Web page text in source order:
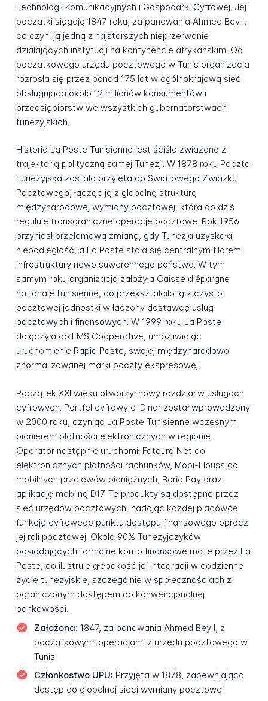
Technologii Komunikacyjnych i Gospodarki Cyfrowej. Jej
początki sięgają 1847 roku, za panowania Ahmed Bey I,
co czyni ją jedną z najstarszych nieprzerwanie
działających instytucji na kontynencie afrykańskim. Od
początkowego urzędu pocztowego w Tunis organizacja
rozrosła się przez ponad 175 lat w ogólnokrajową sieć
obsługującą około 12 milionów konsumentów i
przedsiębiorstw we wszystkich gubernatorstwach
tunezyjskich.
Historia La Poste Tunisienne jest ściśle związana z
trajektorią polityczną samej Tunezji. W 1878 roku Poczta
Tunezyjska została przyjęta do Światowego Związku
Pocztowego, łącząc ją z globalną strukturą
międzynarodowej wymiany pocztowej, która do dziś
reguluje transgraniczne operacje pocztowe. Rok 1956
przyniósł przełomową zmianę, gdy Tunezja uzyskała
niepodległość, a La Poste stała się centralnym filarem
infrastruktury nowo suwerennego państwa. W tym
samym roku organizacja założyła Caisse d'épargne
nationale tunisienne, co przekształciło ją z czysto
pocztowej jednostki w łączony dostawcę usług
pocztowych i finansowych. W 1999 roku La Poste
dołączyła do EMS Cooperative, umożliwiając
uruchomienie Rapid Poste, swojej międzynarodowo
znormalizowanej marki poczty ekspresowej.
Początek XXI wieku otworzył nowy rozdział w usługach
cyfrowych. Portfel cyfrowy e-Dinar został wprowadzony
w 2000 roku, czyniąc La Poste Tunisienne wczesnym
pionierem płatności elektronicznych w regionie.
Operator następnie uruchomił Fatoura Net do
elektronicznych płatności rachunków, Mobi-Flouss do
mobilnych przelewów pieniężnych, Barid Pay oraz
aplikację mobilną D17. Te produkty są dostępne przez
sieć urzędów pocztowych, nadając każdej placówce
funkcję cyfrowego punktu dostępu finansowego oprócz
jej roli pocztowej. Około 90% Tunezyjczyków
posiadających formalne konto finansowe ma je przez La
Poste, co ilustruje głębokość jej integracji w codzienne
życie tunezyjskie, szczególnie w społecznościach z
ograniczonym dostępem do konwencjonalnej
bankowości.
Założona: 1847, za panowania Ahmed Bey I, z
początkowymi operacjami z urzędu pocztowego w
Tunis
Członkostwo UPU: Przyjęta w 1878, zapewniająca
dostęp do globalnej sieci wymiany pocztowej